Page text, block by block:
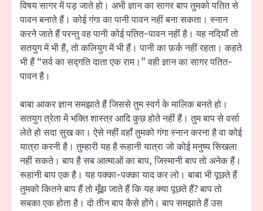
विषय सागर में पड़ जाते हो। अभी ज्ञान का सागर बाप तुमको पतित से
पावन बनाते हैं। कोई गंगा का पानी पावन नहीं बना सकता। स्नान
करने जाते हैं परन्तु वह पानी कोई पतित-पावन नहीं है। यह नदियाँ तो
सतयुग में भी हैं, तो कलियुग में भी हैं। पानी का फ़र्क नहीं रहता। कहते
भी हैं “सर्व का सद्गति दाता एक राम।” वही ज्ञान का सागर पतित-
पावन है।
बाबा आकर ज्ञान समझाते हैं जिससे तुम स्वर्ग के मालिक बनते हो।
सतयुग त्रेता में भक्ति शास्त्र आदि कुछ होते नहीं हैं। तुम बाप से वर्सा
लेते हो सदा सुख का। ऐसे नहीं वहाँ तुमको गंगा स्नान करना है वा कोई
यात्रा करनी है। तुम्हारी यह है रूहानी यात्रा जो कोई मनुष्य सिखला
नहीं सकते। बाप है सब आत्माओं का बाप, जिस्मानी बाप तो अनेक हैं।
रूहानी बाप एक है। यह पक्का-पक्का याद कर लो। बाबा भी पूछते हैं
तुमको कितने बाप हैं तो मूँझ जाते हैं कि यह क्या पूछते हैं? बाप तो
सबका एक होता है। दो तीन बाप कैसे होंगे। बाप समझाते हैं उस